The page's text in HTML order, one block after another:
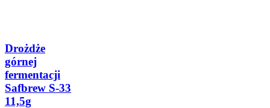
Drożdże
górnej
fermentacji
Safbrew S-33
11,5g